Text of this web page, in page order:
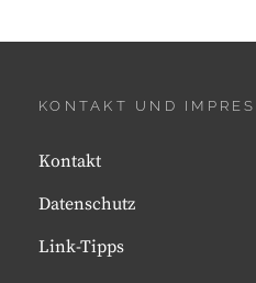
KONTAKT UND
Kontakt
Datenschutz
Link-Tipps